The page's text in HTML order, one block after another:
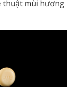
thuật mùi hương